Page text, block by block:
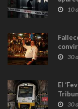
y las10
en30
El
30